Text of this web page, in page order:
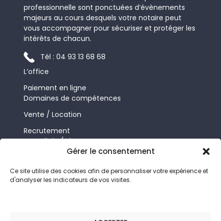
Gérer le consentement
Ce site utilise des cookies afin de personnaliser votre expérience et
d'analyser les indicateurs de vos visites.
professionnelle sont ponctuées d’évènements
majeurs au cours desquels votre notaire peut
vous accompagner pour sécuriser et protéger les
intérêts de chacun.
Tél : 04 93 13 68 68
L’office
Paiement en ligne
Domaines de compétences
Vente / Location
Recrutement
Actualités / Blog
FLBL Notaires
22, avenue Notre Dame